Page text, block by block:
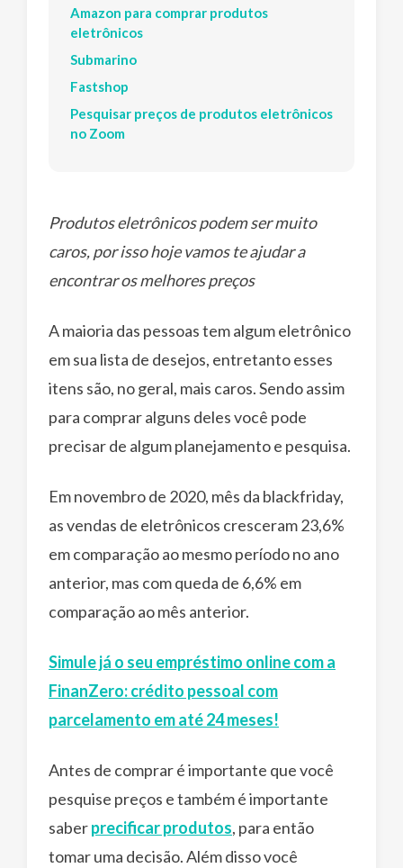
Amazon para comprar produtos
eletrônicos
Submarino
Fastshop
Pesquisar preços de produtos eletrônicos
no Zoom
Produtos eletrônicos podem ser muito
caros, por isso hoje vamos te ajudar a
encontrar os melhores preços
A maioria das pessoas tem algum eletrônico
em sua lista de desejos, entretanto esses
itens são, no geral, mais caros. Sendo assim
para comprar alguns deles você pode
precisar de algum planejamento e pesquisa.
Em novembro de 2020, mês da blackfriday,
as vendas de eletrônicos cresceram 23,6%
em comparação ao mesmo período no ano
anterior, mas com queda de 6,6% em
comparação ao mês anterior.
Simule já o seu empréstimo online com a
FinanZero: crédito pessoal com
parcelamento em até 24 meses!
Antes de comprar é importante que você
pesquise preços e também é importante
saberprecificar produtos, para então
tomar uma decisão. Além disso você